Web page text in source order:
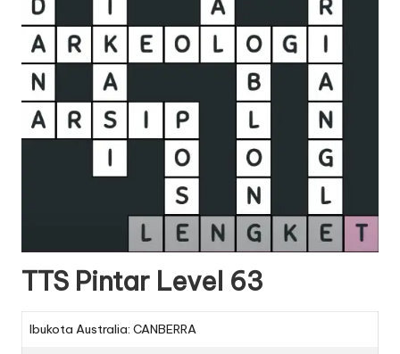
TTS Pintar Level 63
Ibukota Australia: CANBERRA